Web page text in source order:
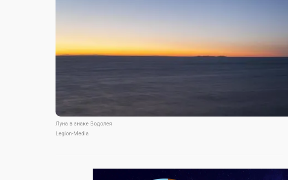
Луна в знаке Водолея
Legion-Media